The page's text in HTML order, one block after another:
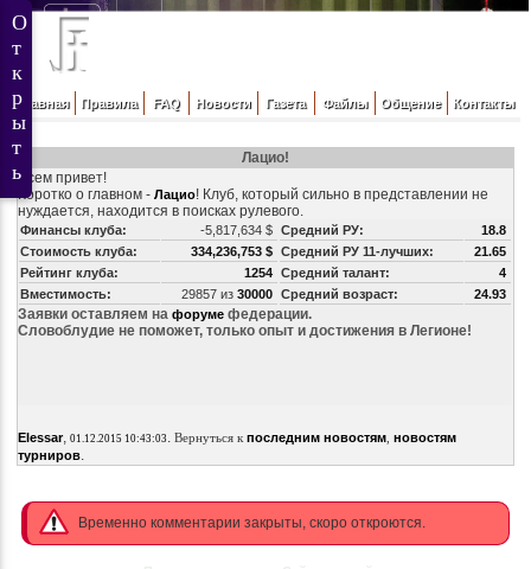
Главная Правила FAQ Новости Газета Файлы Общение Контакты
Лацио!
Всем привет!
Коротко о главном - Лацио! Клуб, который сильно в представлении не
нуждается, находится в поисках рулевого.
Финансы клуба:
-5,817,634 $
Стоимость клуба:
334,236,753 $
Рейтинг клуба:
1254
Вместимость:
29857 из 30000
Средний РУ:
18.8
Средний РУ 11-лучших:
21.65
Средний талант:
4
Средний возраст:
24.93
Заявки оставляем на форумефедерации.
Словоблудие не поможет, только опыт и достижения в Легионе!
Elessar, 01.12.2015 10:43:03 . Вернуться к последним новостям, новостям
турниров.
Временно комментарии закрыты, скоро откроются.